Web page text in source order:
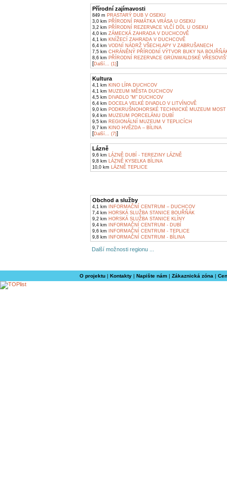
Přírodní zajímavosti
849 m PRASTARÝ DUB V OSEKU
3,0 km PŘÍRODNÍ PAMÁTKA VRÁSA U OSEKU
3,2 km PŘÍRODNÍ REZERVACE VLČÍ DŮL U OSEKU
4,0 km ZÁMECKÁ ZAHRADA V DUCHCOVĚ
4,1 km KNÍŽECÍ ZAHRADA V DUCHCOVĚ
6,4 km VODNÍ NÁDRŽ VŠECHLAPY V ZABRUŠANECH
7,5 km CHRÁNĚNÝ PŘÍRODNÍ VÝTVOR BUKY NA
8,6 km PŘÍRODNÍ REZERVACE GRÜNWALDSKÉ
[Další... (1)]
Kultura
4,1 km KINO LÍPA DUCHCOV
4,1 km MUZEUM MĚSTA DUCHCOV
4,5 km DIVADLO "M" DUCHCOV
6,4 km DOCELA VELKÉ DIVADLO V LITVÍNOVĚ
9,0 km PODKRUŠNOHORSKÉ TECHNICKÉ MUZEUM MOST
9,4 km MUZEUM PORCELÁNU DUBÍ
9,5 km REGIONÁLNÍ MUZEUM V TEPLICÍCH
9,7 km KINO HVĚZDA – BÍLINA
[Další... (7)]
Lázně
9,6 km LÁZNĚ DUBÍ - TEREZINY LÁZNĚ
9,8 km LÁZNĚ KYSELKA BÍLINA
10,0 km LÁZNĚ TEPLICE
Obchod a služby
4,1 km INFORMAČNÍ CENTRUM – DUCHCOV
7,4 km HORSKÁ SLUŽBA STANICE BOUŘŇÁK
9,2 km HORSKÁ SLUŽBA STANICE KLÍNY
9,4 km INFORMAČNÍ CENTRUM - DUBÍ
9,6 km INFORMAČNÍ CENTRUM - TEPLICE
9,8 km INFORMAČNÍ CENTRUM - BÍLINA
Další možnosti regionu ...
O projektu| Kontakty| Napište nám| Zákaznická zóna |